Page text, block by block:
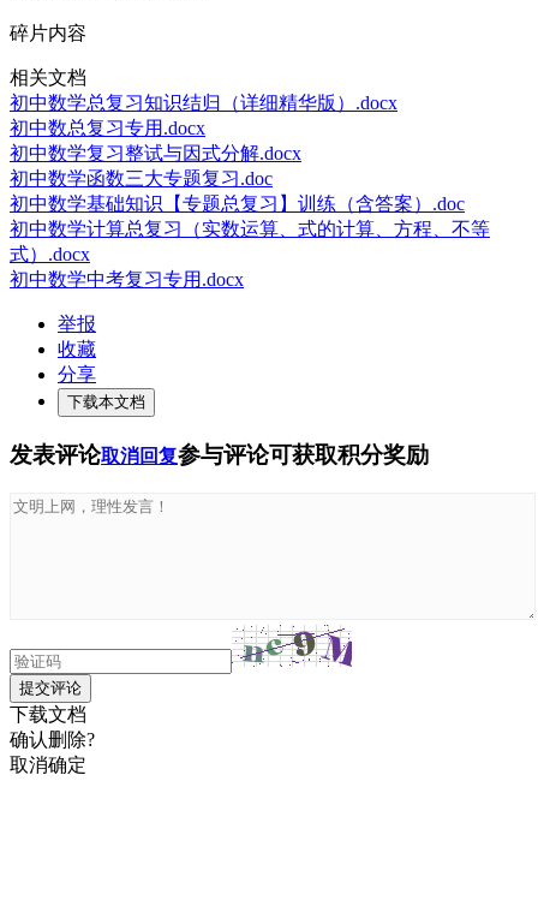
碎片内容
相关文档
初中数学总复习知识结归（详细精华版）.docx
初中数总复习专用.docx
初中数学复习整试与因式分解.docx
初中数学函数三大专题复习.doc
初中数学基础知识【专题总复习】训练（含答案）.doc
初中数学计算总复习（实数运算、式的计算、方程、不等
式）.docx
初中数学中考复习专用.docx
举报
收藏
分享
下载本文档
发表评论取消回复参与评论可获取积分奖励
提交评论
下载文档
确认删除?
取消确定